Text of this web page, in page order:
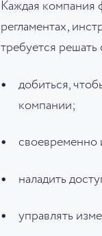
Каждая компания
регламентах,
требуется
добиться,
компании;
своевременно
наладить
управлять